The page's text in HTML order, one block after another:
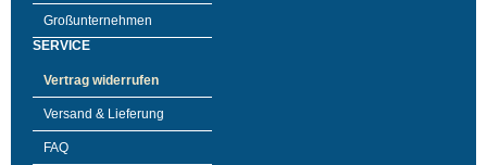
Großunternehmen
SERVICE
Vertrag widerrufen
Versand & Lieferung
FAQ